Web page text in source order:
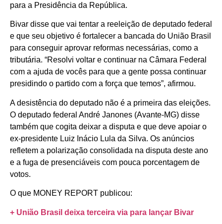
para a Presidência da República.
Bivar disse que vai tentar a reeleição de deputado federal
e que seu objetivo é fortalecer a bancada do União Brasil
para conseguir aprovar reformas necessárias, como a
tributária. “Resolvi voltar e continuar na Câmara Federal
com a ajuda de vocês para que a gente possa continuar
presidindo o partido com a força que temos”, afirmou.
A desistência do deputado não é a primeira das eleições.
O deputado federal André Janones (Avante-MG) disse
também que cogita deixar a disputa e que deve apoiar o
ex-presidente Luiz Inácio Lula da Silva. Os anúncios
refletem a polarização consolidada na disputa deste ano
e a fuga de presenciáveis com pouca porcentagem de
votos.
O que MONEY REPORT publicou:
+ União Brasil deixa terceira via para lançar Bivar